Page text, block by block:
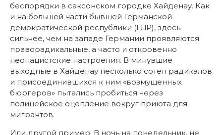
беспорядки в саксонском городке Хайденау. Как
и на большей части бывшей Германской
демократической республики (ГДР), здесь
сильнее, чем на западе Германии проявляются
праворадикальные, а часто и откровенно
неонацистские настроения. В минувшие
выходные в Хайденау несколько сотен радикалов
и присоединившихся к ним «возмущенных
бюргеров» пытались пробиться через
полицейское оцепление вокруг приюта для
мигрантов.
Или другой пример. В ночь на понедельник, не